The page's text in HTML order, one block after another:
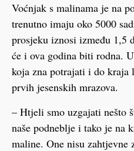
Voćnjak s malinama je na
trenutno imaju oko 5000
prosjeku iznosi između 1,5
će i ova godina biti rodna.
koja zna potrajati i do kraja
prvih jesenskih mrazova.
– Htjeli smo uzgajati nešto
naše podneblje i tako je na
maline. One nisu zahtjevne